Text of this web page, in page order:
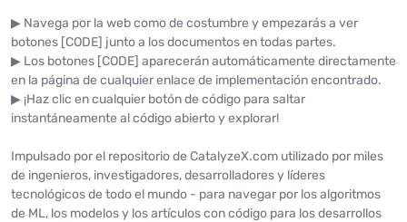
▶ Navega por la web como de costumbre y empezarás a ver
botones [CODE] junto a los documentos en todas partes.
▶ Los botones [CODE] aparecerán automáticamente directamente
en la página de cualquier enlace de implementación encontrado.
▶ ¡Haz clic en cualquier botón de código para saltar
instantáneamente al código abierto y explorar!
Impulsado por el repositorio de CatalyzeX.com utilizado por miles
de ingenieros, investigadores, desarrolladores y líderes
tecnológicos de todo el mundo - para navegar por los algoritmos
de ML, los modelos y los artículos con código para los desarrollos